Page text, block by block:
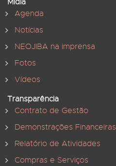
Mídia
Agenda
Notícias
NEOJIBA na imprensa
Fotos
Vídeos
Transparência
Contrato de Gestão
Demonstrações Financeiras
Relatório de Atividades
Compras e Serviços